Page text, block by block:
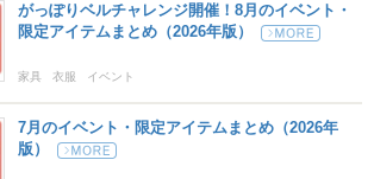
がっぽりベルチャレンジ開催！8月のイベント・
限定アイテムまとめ（2026年版）
家具 衣服 イベント
7月のイベント・限定アイテムまとめ（2026年
版）